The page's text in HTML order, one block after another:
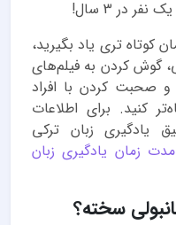
کوتاه تری یاد بگیرید،
گوش کردن به فیلم‌های
و صحبت کردن با افراد
کنید. برای اطلاعات
یادگیری زبان ترکی
مدت زمان یادگیری زبان
سخته؟